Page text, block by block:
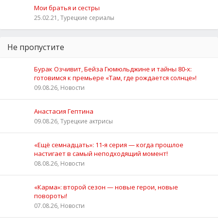
Мои братья и сестры
25.02.21, Турецкие сериалы
Не пропустите
Бурак Озчивит, Бейза Гюмюльджине и тайны 80‑х:
готовимся к премьере «Там, где рождается солнце»!
09.08.26, Новости
Анастасия Гептина
09.08.26, Турецкие актрисы
«Ещё семнадцать»: 11‑я серия — когда прошлое
настигает в самый неподходящий момент!
08.08.26, Новости
«Карма»: второй сезон — новые герои, новые
повороты!
07.08.26, Новости